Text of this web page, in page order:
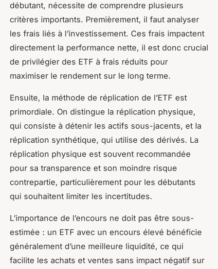
débutant, nécessite de comprendre plusieurs
critères importants. Premièrement, il faut analyser
les frais liés à l’investissement. Ces frais impactent
directement la performance nette, il est donc crucial
de privilégier des ETF à frais réduits pour
maximiser le rendement sur le long terme.
Ensuite, la méthode de réplication de l’ETF est
primordiale. On distingue la réplication physique,
qui consiste à détenir les actifs sous-jacents, et la
réplication synthétique, qui utilise des dérivés. La
réplication physique est souvent recommandée
pour sa transparence et son moindre risque
contrepartie, particulièrement pour les débutants
qui souhaitent limiter les incertitudes.
L’importance de l’encours ne doit pas être sous-
estimée : un ETF avec un encours élevé bénéficie
généralement d’une meilleure liquidité, ce qui
facilite les achats et ventes sans impact négatif sur